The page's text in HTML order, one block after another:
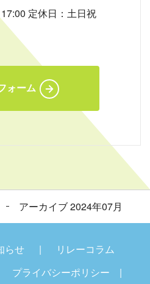
定休日：土日祝
ォーム
アーカイブ 2024年07月
らせ
リレーコラム
プライバシーポリシー